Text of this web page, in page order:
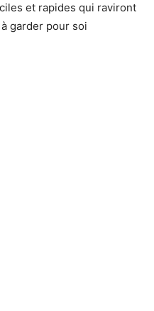
et rapides qui raviront
garder pour soi